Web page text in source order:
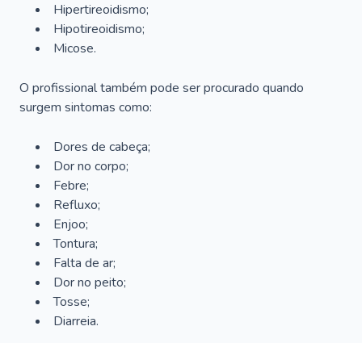
Hipertireoidismo;
Hipotireoidismo;
Micose.
O profissional também pode ser procurado quando
surgem sintomas como:
Dores de cabeça;
Dor no corpo;
Febre;
Refluxo;
Enjoo;
Tontura;
Falta de ar;
Dor no peito;
Tosse;
Diarreia.